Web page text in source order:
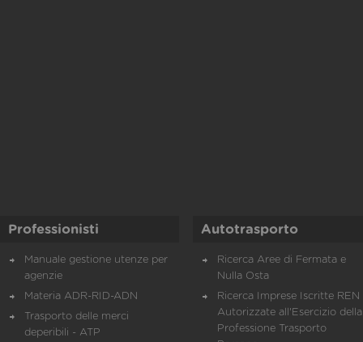
Professionisti
Manuale gestione utenze per
agenzie
Materia ADR-RID-ADN
Trasporto delle merci
deperibili - ATP
Autotrasporto
Ricerca Aree di Fermata e
Nulla Osta
Ricerca Imprese Iscritte REN
Autorizzate all'Esercizio della
Professione Trasporto